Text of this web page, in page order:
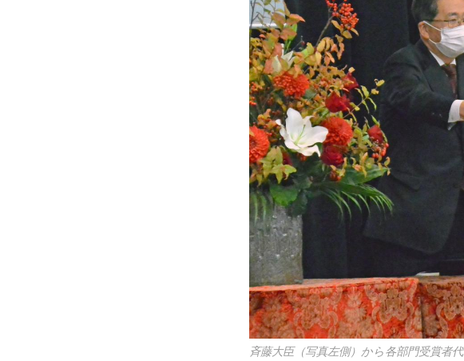
斉藤大臣（写真左側）から各部門受賞者